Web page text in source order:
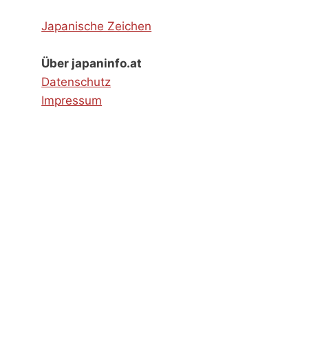
Japanische Zeichen
Über japaninfo.at
Datenschutz
Impressum